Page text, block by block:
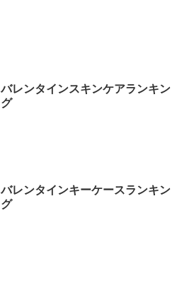
バレンタインスキンケアランキン
グ
バレンタインキーケースランキン
グ